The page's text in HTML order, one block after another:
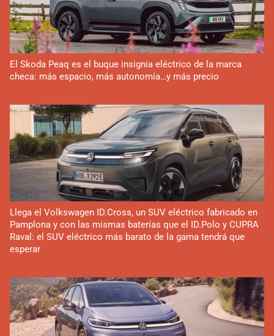
El Skoda Peaq es el buque insignia eléctrico de la marca
checa: más espacio, más autonomía…y más precio
Llega el Volkswagen ID.Cross, un SUV eléctrico fabricado en
Pamplona y con las mismas baterías que el ID.Polo y CUPRA
Raval: el SUV eléctrico más barato de la gama tendrá que
esperar